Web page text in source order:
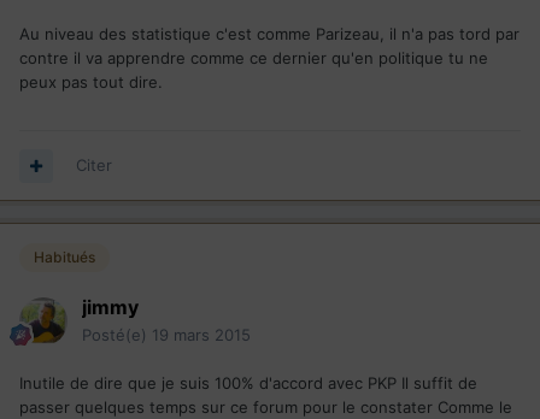
Au niveau des statistique c'est comme Parizeau, il n'a pas tord par
contre il va apprendre comme ce dernier qu'en politique tu ne
peux pas tout dire.
Citer
Habitués
jimmy
Posté(e) 19 mars 2015
Inutile de dire que je suis 100% d'accord avec PKP Il suffit de
passer quelques temps sur ce forum pour le constater Comme le